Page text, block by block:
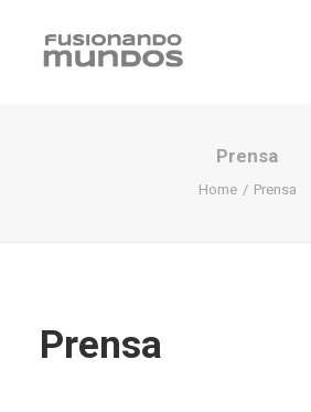
Prensa
Home Prensa
Prensa